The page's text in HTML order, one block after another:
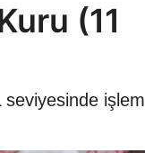
(11
seviyesinde işlem